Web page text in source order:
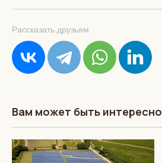
Рассказать друзьям
Вам может быть интересно